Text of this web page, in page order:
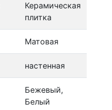
Керамическая
плитка
Матовая
настенная
Бежевый,
Белый